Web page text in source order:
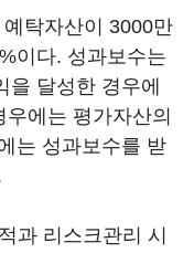
탁자산이 3000만
이다. 성과보수는
달성한 경우에
에는 평가자산의
는 성과보수를 받
과 리스크관리 시